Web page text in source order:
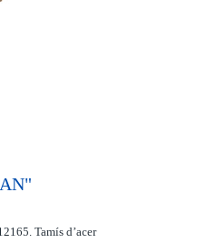
Tamís d’acer